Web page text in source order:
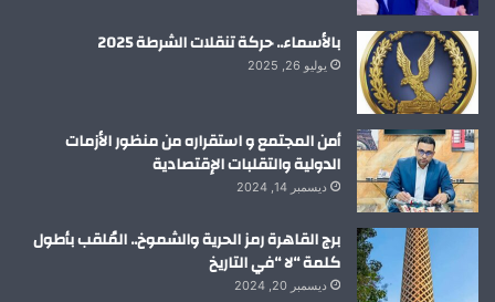
بالأسماء.. حركة تنقلات الشرطة 2025
يوليو 26, 2025
أمن المجتمع و استقراره من منظور الأزمات
الدولية والتقلبات الإقتصادية
ديسمبر 14, 2024
برج القاهرة رمز الحرية والشموخ.. المُلقب بأطول
كلمة “لا “في التاريخ
ديسمبر 20, 2024